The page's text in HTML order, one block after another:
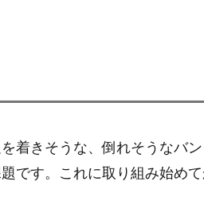
着きそうな、倒れそうなバ
です。これに取り組み始め